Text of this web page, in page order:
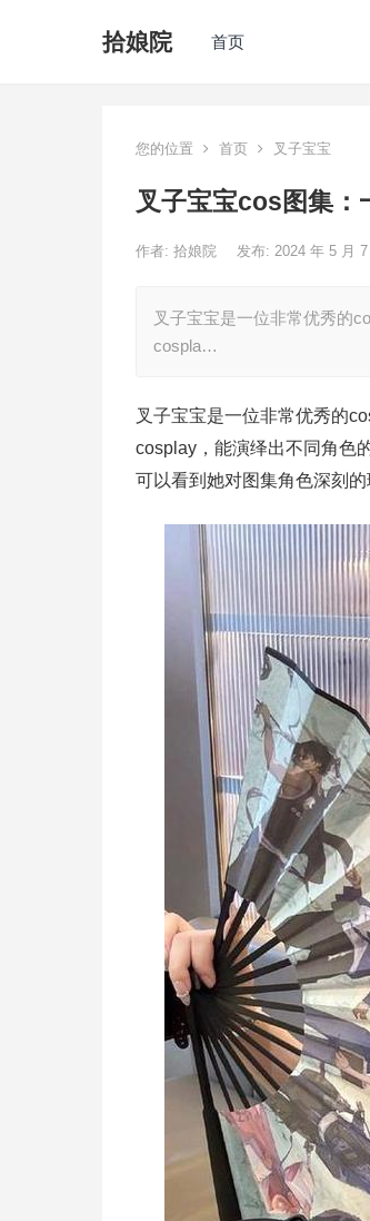
拾娘院 首页
您的位置 首页 叉子宝宝
叉子宝宝cos图集：
作者: 拾娘院 发布: 2024 年 5 月 7
叉子宝宝是一位非常优秀的
cospla…
叉子宝宝是一位非常优秀的
cosplay，能演绎出不同角色
可以看到她对图集角色深刻的